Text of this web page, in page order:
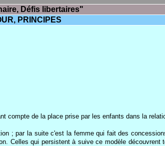
Défis libertaires"
PRINCIPES
compte de la place prise par les enfants dans la
; par la suite c'est la femme qui fait des
Celles qui persistent à suive ce modèle découvrent